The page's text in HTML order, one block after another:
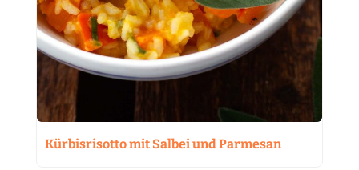
Kürbisrisotto mit Salbei und Parmesan